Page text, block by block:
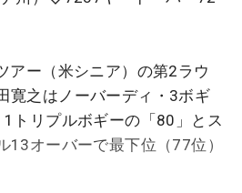
アー（米シニア）の第2ラウ
寛之はノーバーディ・3ボギ
トリプルボギーの「80」とス
13オーバーで最下位（77位）